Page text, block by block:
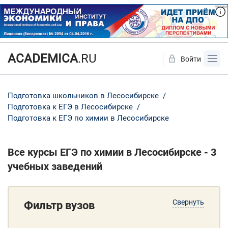
ACADEMICA.RU Войти
Подготовка школьников в Лесосибирске
Подготовка к ЕГЭ в Лесосибирске
Подготовка к ЕГЭ по химии в Лесосибирске
Все курсы ЕГЭ по химии в Лесосибирске - 3
учебных заведений
Свернуть
Фильтр вузов
Да Нет